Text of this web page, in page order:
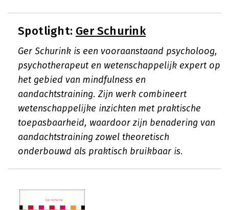
Spotlight: Ger Schurink
Ger Schurink is een vooraanstaand psycholoog,
psychotherapeut en wetenschappelijk expert op
het gebied van mindfulness en
aandachtstraining. Zijn werk combineert
wetenschappelijke inzichten met praktische
toepasbaarheid, waardoor zijn benadering van
aandachtstraining zowel theoretisch
onderbouwd als praktisch bruikbaar is.